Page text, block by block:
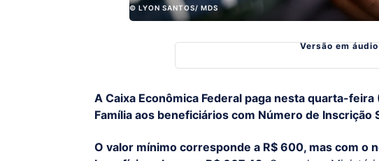
© LYON SANTOS/ MDS
Versão em áudio
A Caixa Econômica Federal paga nesta quarta-
Família aos beneficiários com Número de Inscrição
O valor mínimo corresponde a R$ 600, mas com o